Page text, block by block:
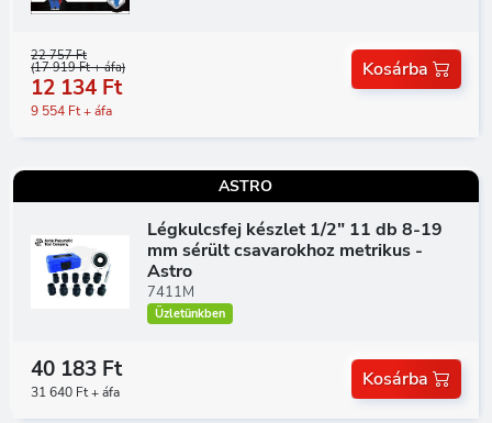
22 757 Ft
(17 919 Ft + áfa)
12 134 Ft
9 554 Ft + áfa
Kosárba
ASTRO
Légkulcsfej készlet 1/2" 11 db 8-19
mm sérült csavarokhoz metrikus -
Astro
7411M
Üzletünkben
40 183 Ft
31 640 Ft + áfa
Kosárba